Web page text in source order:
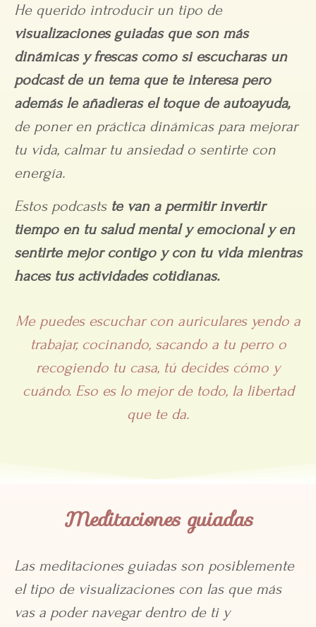
He querido introducir un tipo de
visualizaciones guiadas que son más
dinámicas y frescas como si escucharas un
podcast de un tema que te interesa pero
además le añadieras el toque de autoayuda,
de poner en práctica dinámicas para mejorar
tu vida, calmar tu ansiedad o sentirte con
energía.
Estos podcasts te van a permitir invertir
tiempo en tu salud mental y emocional y en
sentirte mejor contigo y con tu vida mientras
haces tus actividades cotidianas.
Me puedes escuchar con auriculares yendo a
trabajar, cocinando, sacando a tu perro o
recogiendo tu casa, tú decides cómo y
cuándo. Eso es lo mejor de todo, la libertad
que te da.
Meditaciones guiadas
Las meditaciones guiadas son posiblemente
el tipo de visualizaciones con las que más
vas a poder navegar dentro de ti y